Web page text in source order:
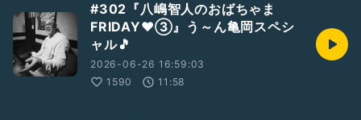
#302『八嶋智人のおばちゃま
FRIDAY❤️③』う～ん亀岡スペシ
ャル🎵
2026-06-26 16:59:03
1590
11:58